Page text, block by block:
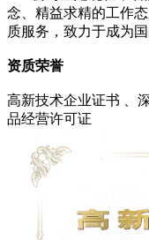
念、精益求精的工作
质服务，致力于成为
资质荣誉
高新技术企业证书 、
品经营许可证